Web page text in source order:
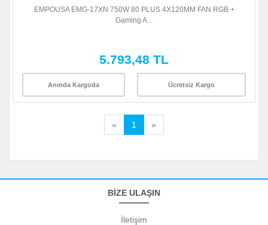
EMPOUSA EMG-17XN 750W 80 PLUS 4X120MM FAN RGB +
Gaming A...
5.793,48 TL
Anında Kargoda Ücretsiz Kargo
« 1 »
BİZE ULAŞIN
İletişim